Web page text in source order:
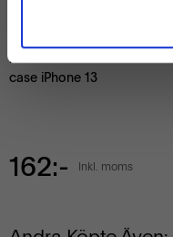
iPhone skal. eSTUFF Silicone
case iPhone 13
162:- Inkl. moms